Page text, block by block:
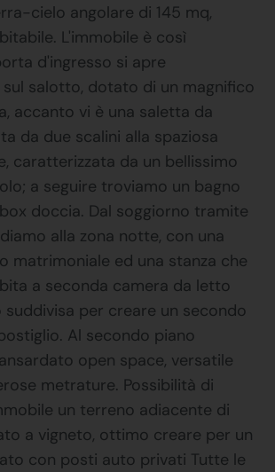
cielo angolare di 145 mq,
L'immobile è così
d'ingresso si apre
salotto, dotato di un magnifico
accanto vi è una saletta da
da due scalini alla spaziosa
caratterizzata da un bellissimo
a seguire troviamo un bagno
doccia. Dal soggiorno tramite
alla zona notte, con una
matrimoniale ed una stanza che
a seconda camera da letto
per creare un secondo
Al secondo piano
open space, versatile
metrature. Possibilità di
un terreno adiacente di
a vigneto, ottimo creare per un
con posti auto privati Tutte le